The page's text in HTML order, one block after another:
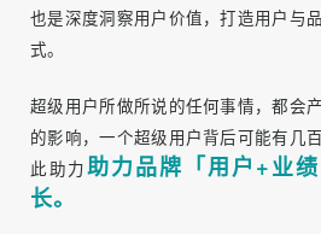
今天是“用户主权”时代， 目前的
也已经发生了根本性变化。知家经